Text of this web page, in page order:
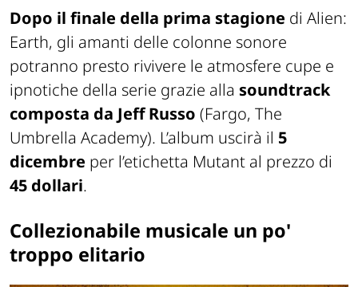
Dopo il finale della prima stagione di Alien:
Earth, gli amanti delle colonne sonore
potranno presto rivivere le atmosfere cupe e
ipnotiche della serie grazie alla soundtrack
composta da Jeff Russo (Fargo, The
Umbrella Academy). L’album uscirà il 5
dicembre per l’etichetta Mutant al prezzo di
45 dollari.
Collezionabile musicale un po'
troppo elitario